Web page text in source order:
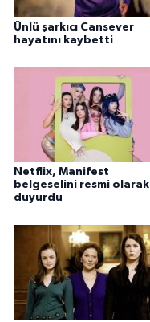
Ünlü şarkıcı Cansever
hayatını kaybetti
Netflix, Manifest
belgeselini resmi olarak
duyurdu